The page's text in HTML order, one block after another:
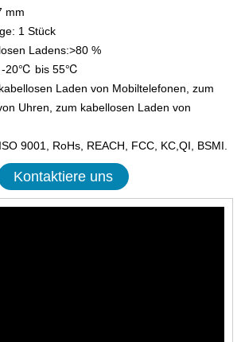
mm
1 Stück
Ladens:>80 %
-20℃ bis 55℃
Laden von Mobiltelefonen, zum
Uhren, zum kabellosen Laden von
9001, RoHs, REACH, FCC, KC,QI, BSMI.
Kontaktiere uns